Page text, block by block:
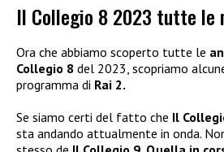
Il Collegio 8 2023 tutte le
Ora che abbiamo scoperto tutte le
Collegio 8 del 2023, scopriamo
programma di Rai 2.
Se siamo certi del fatto che Il
sta andando attualmente in onda.